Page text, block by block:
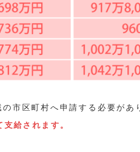
市区町村へ申請する必要があ
給されます。